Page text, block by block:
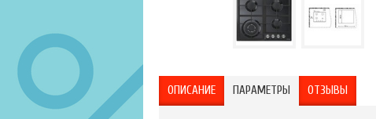
ОПИСАНИЕ ПАРАМЕТРЫ ОТЗЫВЫ